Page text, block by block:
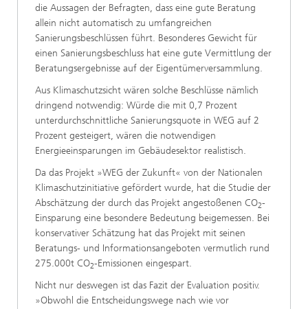
die Aussagen der Befragten, dass eine gute Beratung
allein nicht automatisch zu umfangreichen
Sanierungsbeschlüssen führt. Besonderes Gewicht für
einen Sanierungsbeschluss hat eine gute Vermittlung der
Beratungsergebnisse auf der Eigentümerversammlung.
Aus Klimaschutzsicht wären solche Beschlüsse nämlich
dringend notwendig: Würde die mit 0,7 Prozent
unterdurchschnittliche Sanierungsquote in WEG auf 2
Prozent gesteigert, wären die notwendigen
Energieeinsparungen im Gebäudesektor realistisch.
Da das Projekt »WEG der Zukunft« von der Nationalen
Klimaschutzinitiative gefördert wurde, hat die Studie der
Abschätzung der durch das Projekt angestoßenen CO2-
Einsparung eine besondere Bedeutung beigemessen. Bei
konservativer Schätzung hat das Projekt mit seinen
Beratungs- und Informationsangeboten vermutlich rund
275.000t CO2-Emissionen eingespart.
Nicht nur deswegen ist das Fazit der Evaluation positiv.
»Obwohl die Entscheidungswege nach wie vor